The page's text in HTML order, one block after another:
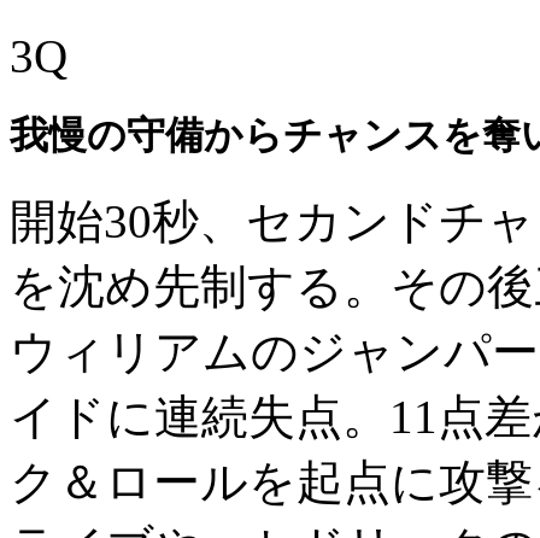
3Q
我慢の守備からチャンスを
開始30秒、セカンドチ
を沈め先制する。その
ウィリアムのジャンパ
イドに連続失点。11点
ク＆ロールを起点に攻